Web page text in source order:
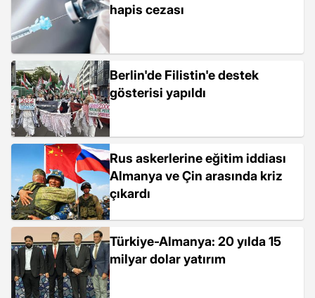
hapis cezası
Berlin'de Filistin'e destek
gösterisi yapıldı
Rus askerlerine eğitim iddiası
Almanya ve Çin arasında kriz
çıkardı
Türkiye-Almanya: 20 yılda 15
milyar dolar yatırım